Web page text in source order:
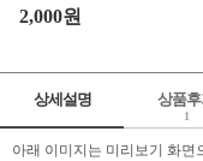
2,000원
상세설명 상품후
1
아래 이미지는 미리보기 화면